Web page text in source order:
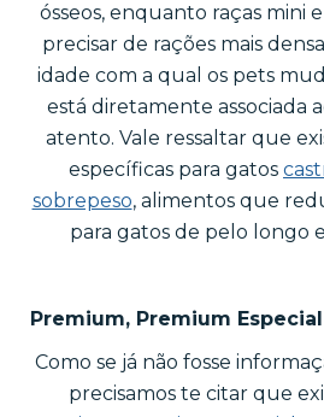
ósseos, enquanto raças mini
precisar de rações mais
idade com a qual os pets
está diretamente associada
atento. Vale ressaltar que
específicas para gatos
sobrepeso, alimentos que
para gatos de pelo longo
Premium, Premium
Como se já não fosse
precisamos te citar que